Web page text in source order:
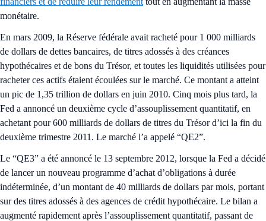
monétaire.
En mars 2009, la Réserve fédérale avait racheté pour 1 000 milliards
de dollars de dettes bancaires, de titres adossés à des créances
hypothécaires et de bons du Trésor, et toutes les liquidités utilisées pour
racheter ces actifs étaient écoulées sur le marché. Ce montant a atteint
un pic de 1,35 trillion de dollars en juin 2010. Cinq mois plus tard, la
Fed a annoncé un deuxième cycle d’assouplissement quantitatif, en
achetant pour 600 milliards de dollars de titres du Trésor d’ici la fin du
deuxième trimestre 2011. Le marché l’a appelé “QE2”.
Le “QE3” a été annoncé le 13 septembre 2012, lorsque la Fed a décidé
de lancer un nouveau programme d’achat d’obligations à durée
indéterminée, d’un montant de 40 milliards de dollars par mois, portant
sur des titres adossés à des agences de crédit hypothécaire. Le bilan a
augmenté rapidement après l’assouplissement quantitatif, passant de